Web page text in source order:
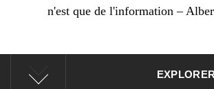
n'est que de l'information –
EXPLORER